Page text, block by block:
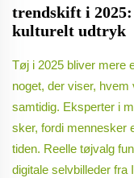
trendskift i
kulturelt udtryk
Tøj i 2025 bliver mere
noget, der viser,
samtidig. Eksperter i
sker, fordi mennesker
tiden. Reelle tøjvalg
digitale selvbilleder fra